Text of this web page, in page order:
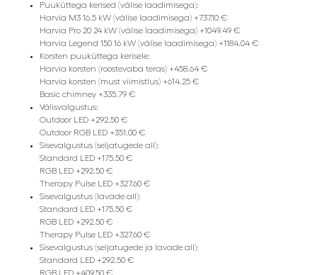
Puuküttega kerised (välise laadimisega):
Harvia M3 16.5 kW (välise laadimisega) +737.10 €
Harvia Pro 20 24 kW (välise laadimisega) +1049.49 €
Harvia Legend 150 16 kW (välise laadimisega) +1184.04 €
Korsten puuküttega kerisele:
Harvia korsten (roostevaba teras) +458.64 €
Harvia korsten (must viimistlus) +614.25 €
Basic chimney +335.79 €
Välisvalgustus:
Outdoor LED +292.50 €
Outdoor RGB LED +351.00 €
Sisevalgustus (seljatugede all):
Standard LED +175.50 €
RGB LED +292.50 €
Therapy Pulse LED +327.60 €
Sisevalgustus (lavade all):
Standard LED +175.50 €
RGB LED +292.50 €
Therapy Pulse LED +327.60 €
Sisevalgustus (seljatugede ja lavade all):
Standard LED +292.50 €
RGB LED +409.50 €